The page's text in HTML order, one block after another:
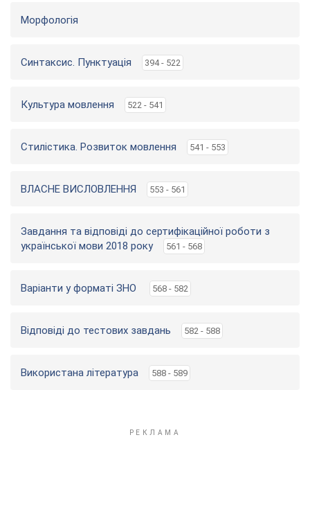
Морфологія
Синтаксис. Пунктуація 394 - 522
Культура мовлення 522 - 541
Стилістика. Розвиток мовлення 541 - 553
ВЛАСНЕ ВИСЛОВЛЕННЯ 553 - 561
Завдання та відповіді до сертифікаційної роботи з
української мови 2018 року
561 - 568
Варіанти у форматі ЗНО 568 - 582
Відповіді до тестових завдань 582 - 588
Використана література 588 - 589